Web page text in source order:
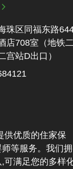

珠区同福东路
店708室（地铁‬
宫站D出口）
供优质的住家保
等服务。我们
可满足您的多样